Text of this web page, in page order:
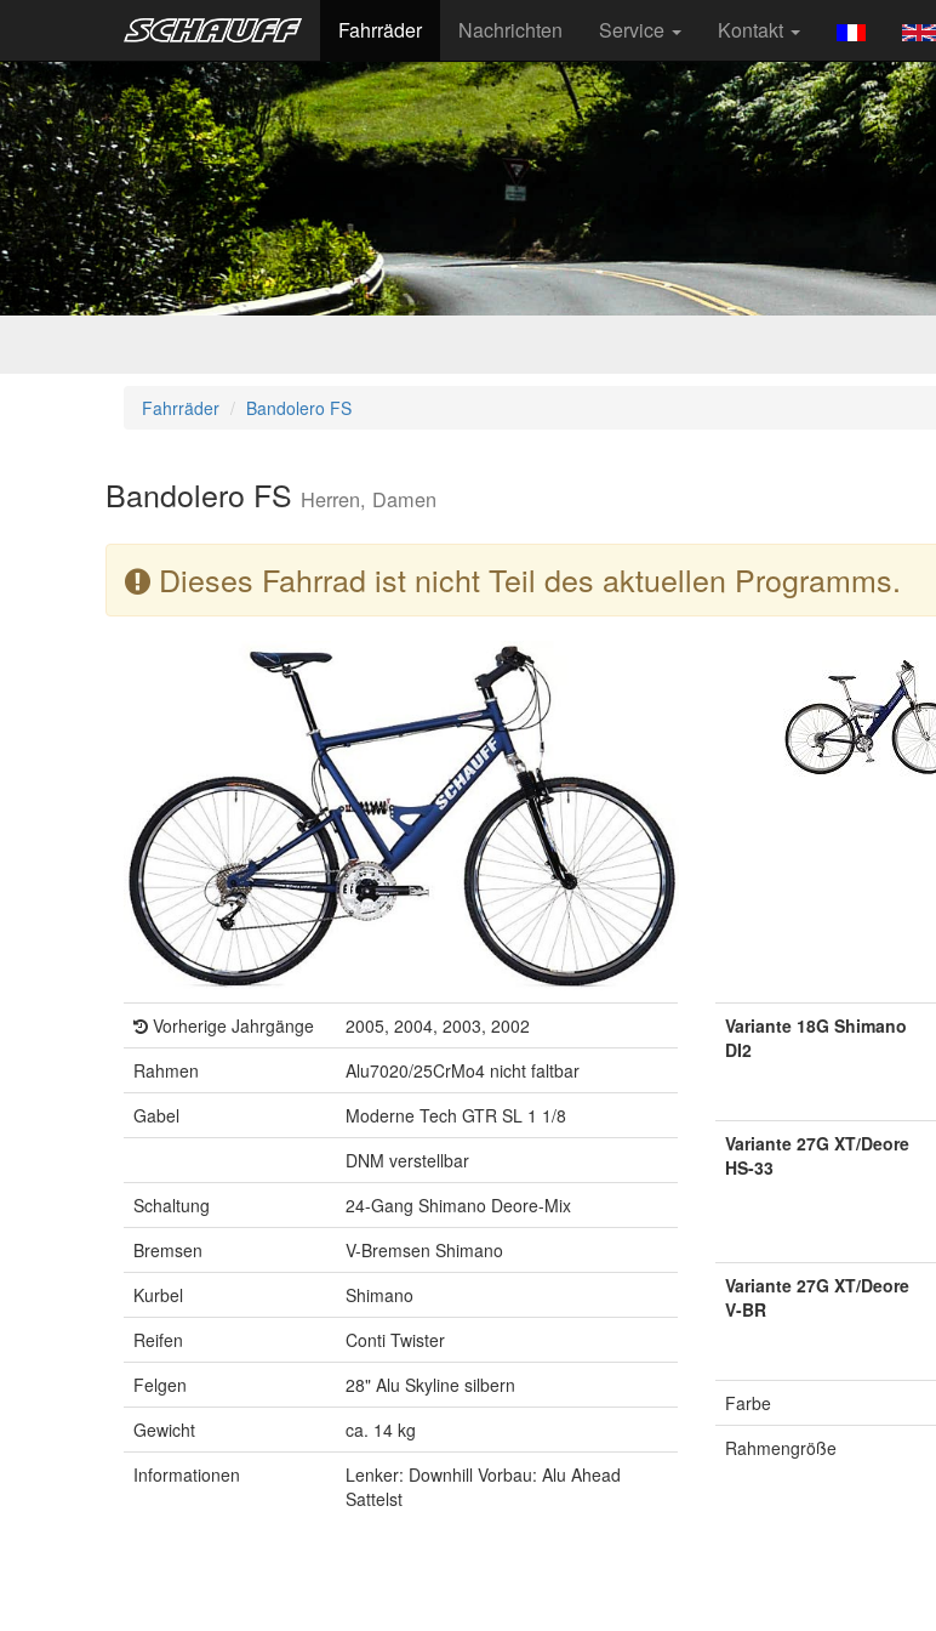
Fahrräder Nachrichten Service Kontakt
Fahrräder Bandolero FS
Bandolero FS Herren, Damen
Dieses Fahrrad ist nicht Teil des aktuellen Programms.
Vorherige Jahrgänge
2005, 2004, 2003, 2002
Rahmen
Alu7020/25CrMo4 nicht faltbar
Gabel
Moderne Tech GTR SL 1 1/8
DNM verstellbar
Schaltung
24-Gang Shimano Deore-Mix
Bremsen
V-Bremsen Shimano
Kurbel
Shimano
Reifen
Conti Twister
Felgen
28" Alu Skyline silbern
Gewicht
ca. 14 kg
Informationen
Lenker: Downhill Vorbau: Alu Ahead
Sattelst
Variante 18G Shimano
DI2
Variante 27G XT/Deore
HS-33
Variante 27G XT/Deore
V-BR
Farbe
Rahmengröße